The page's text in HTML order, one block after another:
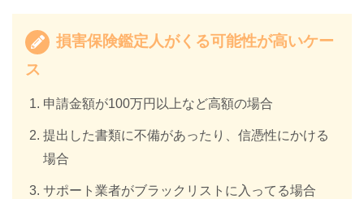
損害保険鑑定人がくる可能性が高いケー
ス
申請金額が100万円以上など高額の場合
提出した書類に不備があったり、信憑性にかける
場合
サポート業者がブラックリストに入ってる場合